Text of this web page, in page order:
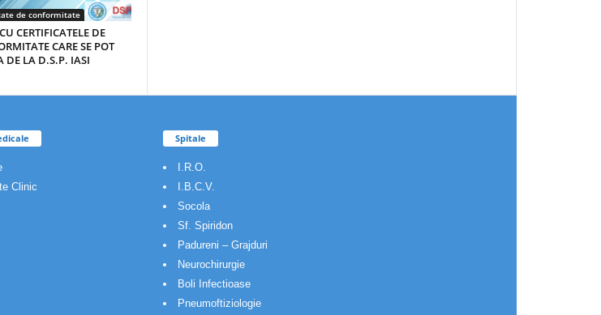
de conformitate
CERTIFICATELE DE
CARE SE POT
DE LA D.S.P. IASI
Clinic
Spitale
I.R.O.
I.B.C.V.
Socola
Sf. Spiridon
Padureni – Grajduri
Neurochirurgie
Boli Infectioase
Pneumoftiziologie